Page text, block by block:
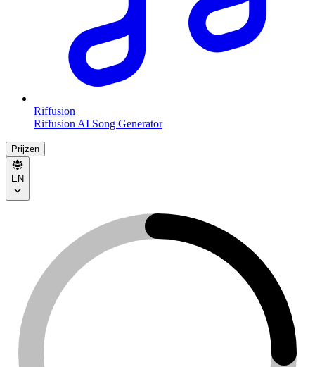
Riffusion
Riffusion AI Song Generator
Prijzen
EN